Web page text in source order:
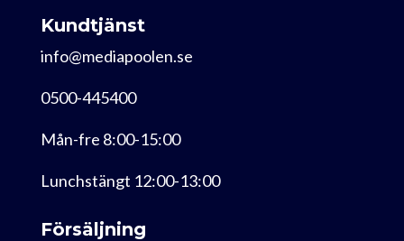
Kundtjänst
info@mediapoolen.se
0500-445400
Mån-fre 8:00-15:00
Lunchstängt 12:00-13:00
Försäljning